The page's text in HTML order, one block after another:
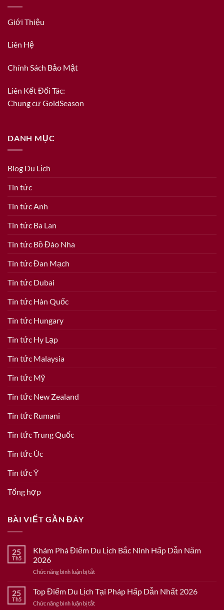
Giới Thiệu
Liên Hệ
Chính Sách Bảo Mật
Liên Kết Đối Tác:
Chung cư GoldSeason
DANH MỤC
Blog Du Lịch
Tin tức
Tin tức Anh
Tin tức Ba Lan
Tin tức Bồ Đào Nha
Tin tức Đan Mạch
Tin tức Dubai
Tin tức Hàn Quốc
Tin tức Hungary
Tin tức Hy Lạp
Tin tức Malaysia
Tin tức Mỹ
Tin tức New Zealand
Tin tức Rumani
Tin tức Trung Quốc
Tin tức Úc
Tin tức Ý
Tổng hợp
BÀI VIẾT GẦN ĐÂY
25
Th5
Khám Phá Điểm Du Lịch Bắc Ninh Hấp Dẫn Năm
2026
Chức năng bình luận bị tắtở
Phá
Điểm
Du
25
Th5
Top Điểm Du Lịch Tại Pháp Hấp Dẫn Nhất 2026
Chức năng bình luận bị tắtở